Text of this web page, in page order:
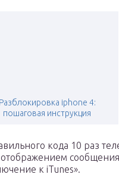
Разблокировка iphone 4:
пошаговая инструкция
кода 10 раз
отображением
к iTunes».